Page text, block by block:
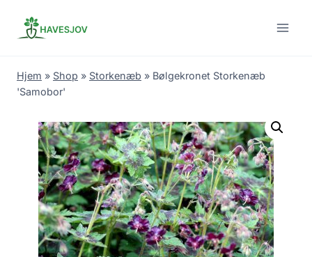
Hjem » Shop » Storkenæb » Bølgekronet Storkenæb
'Samobor'